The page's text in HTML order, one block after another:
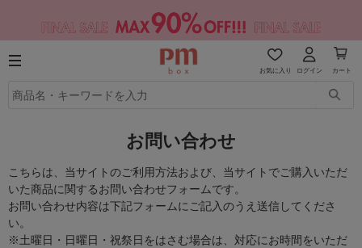
お気に入り ログイン カート
お問い合わせ
こちらは、当サイトのご利用方法および、当サイトでご購入いただ
いた商品に関するお問い合わせフォームです。
お問い合わせ内容は下記フォームにご記入のうえ送信してくださ
い。
※土曜日・日曜日・祝祭日をはさむ場合は、対応にお時間をいただ